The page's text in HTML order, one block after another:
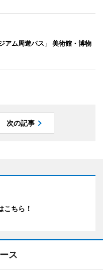
アム周遊パス」 美術館・博物
次の記事
ちら！
ス